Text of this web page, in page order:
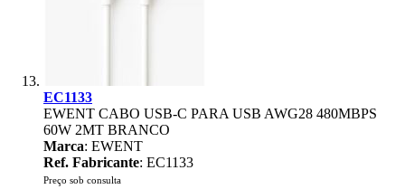
EC1133
EWENT CABO USB-C PARA USB AWG28 480MBPS
60W 2MT BRANCO
Marca: EWENT
Ref. Fabricante: EC1133
Preço sob consulta